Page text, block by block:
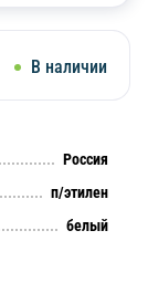
В наличии
Россия
п/этилен
белый